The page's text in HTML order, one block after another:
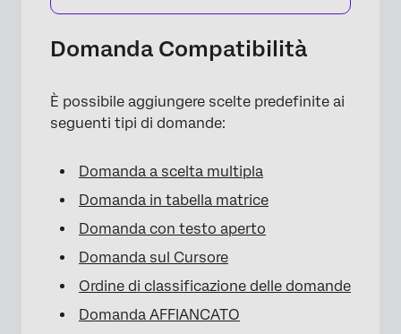
Domanda Compatibilità
È possibile aggiungere scelte predefinite ai
seguenti tipi di domande:
Domanda a scelta multipla
Domanda in tabella matrice
Domanda con testo aperto
Domanda sul Cursore
Ordine di classificazione delle domande
Domanda AFFIANCATO